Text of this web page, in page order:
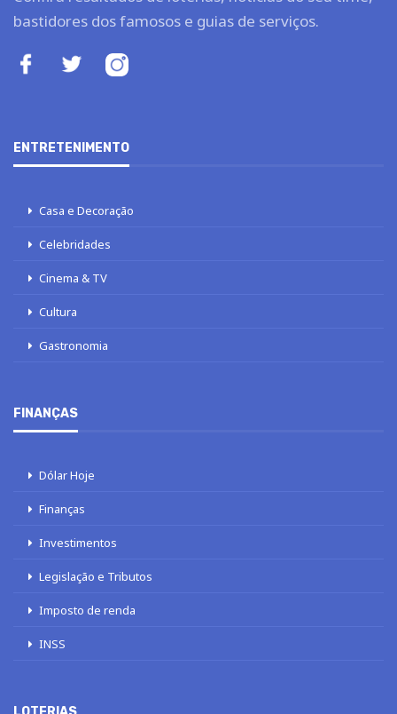
bastidores dos famosos e guias de serviços.
ENTRETENIMENTO
Casa e Decoração
Celebridades
Cinema & TV
Cultura
Gastronomia
FINANÇAS
Dólar Hoje
Finanças
Investimentos
Legislação e Tributos
Imposto de renda
INSS